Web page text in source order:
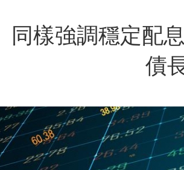
同樣強調穩定配
債